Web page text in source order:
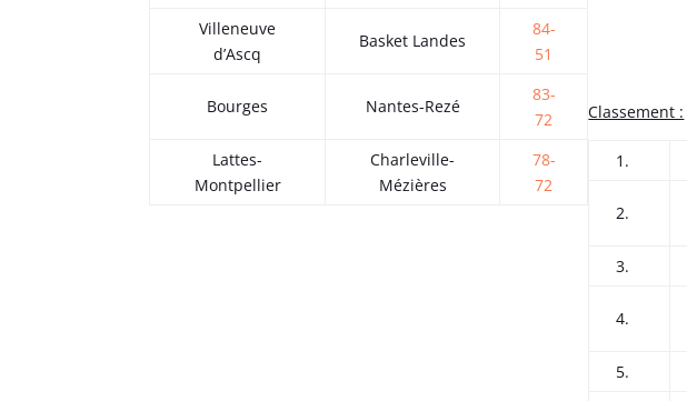
Villeneuve
d’Ascq
Basket Landes
84-
51
Bourges Nantes-Rezé
83-
72
Lattes-
Montpellier
Charleville-
Mézières
78-
72
Classement :
1.
2.
3.
4.
5.